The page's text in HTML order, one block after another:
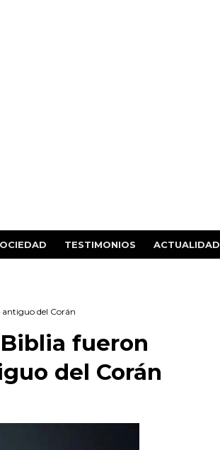
TESTIMONIOS ACTUALIDAD
antiguo del Corán
fueron
del Corán